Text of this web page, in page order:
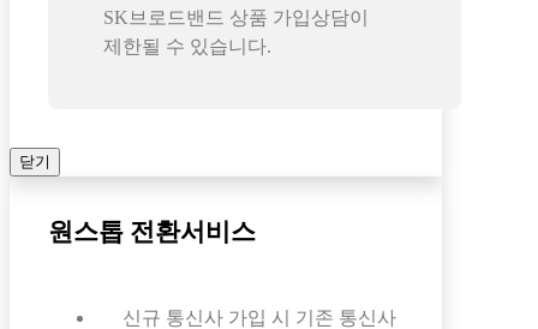
SK브로드밴드 상품 가입상담이
제한될 수 있습니다.
닫기
원스톱 전환서비스
신규 통신사 가입 시 기존 통신사